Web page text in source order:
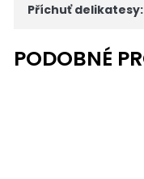
Příchuť delikatesy: